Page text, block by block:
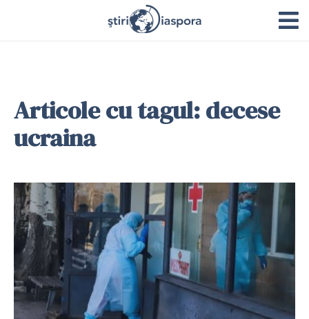
Articole cu tagul: decese
ucraina